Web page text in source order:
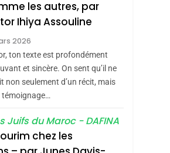
REVENDIQUE MA
JUDAÏTE Par Thérèse
Zrihen-Dvir
CE QUI NOUS
MANQUE – Jacques
Hadida
JUDAISME
Maroc : Les Amandes
De Tafraout, Le Miel
De Tadla Azilal
Consacrés Produits
DAFINA MAROC
les autres, par
Ihiya Assouline
2026
ton texte est profondément
et sincère. On sent qu’il ne
non seulement d’un récit, mais
témoignage…
Juifs du Maroc - DAFINA
chez les